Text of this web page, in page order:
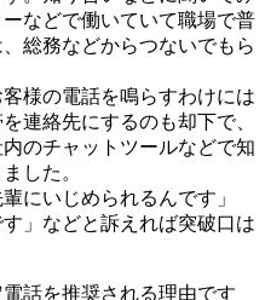
などで働いていて職場で普
総務などからつないでもら
様の電話を鳴らすわけには
連絡先にするのも却下で、
のチャットツールなどで知
した。
にいじめられるんです」
」などと訴えれば突破口は
話を推奨される理由です